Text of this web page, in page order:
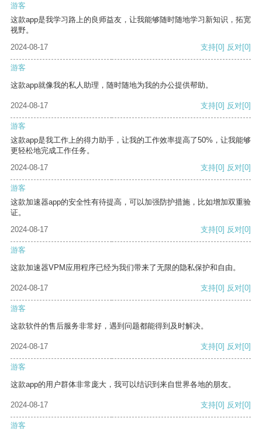
游客
这款app是我学习路上的良师益友，让我能够随时随地学习新知识，拓宽
视野。
2024-08-17
支持[0] 反对[0]
游客
这款app就像我的私人助理，随时随地为我的办公提供帮助。
2024-08-17 支持[0] 反对[0]
游客
这款app是我工作上的得力助手，让我的工作效率提高了50%，让我能够
更轻松地完成工作任务。
2024-08-17
支持[0] 反对[0]
游客
这款加速器app的安全性有待提高，可以加强防护措施，比如增加双重验
证。
2024-08-17
支持[0] 反对[0]
游客
这款加速器VPM应用程序已经为我们带来了无限的隐私保护和自由。
2024-08-17 支持[0] 反对[0]
游客
这款软件的售后服务非常好，遇到问题都能得到及时解决。
2024-08-17 支持[0] 反对[0]
游客
这款app的用户群体非常庞大，我可以结识到来自世界各地的朋友。
2024-08-17 支持[0] 反对[0]
游客